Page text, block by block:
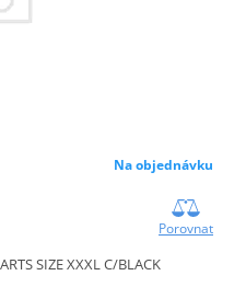
Na objednávku
Porovnat
SIZE XXXL C/BLACK